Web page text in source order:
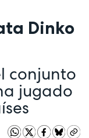
Dinko
conjunto
jugado